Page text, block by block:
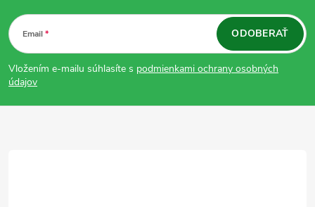
Z
á
p
Email
Vložením e-mailu súhlasíte s podmienkami ochrany osobných
údajov
ODOBERAŤ